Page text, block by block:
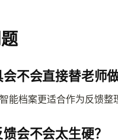
会不会直接替老师
智能档案更适合作为反馈
会不会太生硬？